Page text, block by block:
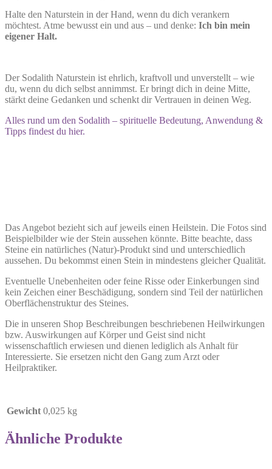
Halte den Naturstein in der Hand, wenn du dich verankern
möchtest. Atme bewusst ein und aus – und denke: Ich bin mein
eigener Halt.
Der Sodalith Naturstein ist ehrlich, kraftvoll und unverstellt – wie
du, wenn du dich selbst annimmst. Er bringt dich in deine Mitte,
stärkt deine Gedanken und schenkt dir Vertrauen in deinen Weg.
Alles rund um den Sodalith – spirituelle Bedeutung, Anwendung &
Tipps findest du hier.
Das Angebot bezieht sich auf jeweils einen Heilstein. Die Fotos sind
Beispielbilder wie der Stein aussehen könnte. Bitte beachte, dass
Steine ein natürliches (Natur)-Produkt sind und unterschiedlich
aussehen. Du bekommst einen Stein in mindestens gleicher Qualität.
Eventuelle Unebenheiten oder feine Risse oder Einkerbungen sind
kein Zeichen einer Beschädigung, sondern sind Teil der natürlichen
Oberflächenstruktur des Steines.
Die in unseren Shop Beschreibungen beschriebenen Heilwirkungen
bzw. Auswirkungen auf Körper und Geist sind nicht
wissenschaftlich erwiesen und dienen lediglich als Anhalt für
Interessierte. Sie ersetzen nicht den Gang zum Arzt oder
Heilpraktiker.
Gewicht 0,025 kg
Ähnliche Produkte